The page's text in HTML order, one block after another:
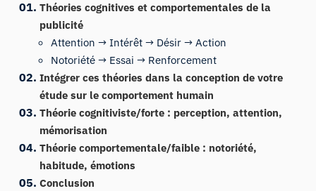
Théories cognitives et comportementales de la
publicité
Attention → Intérêt → Désir → Action
Notoriété → Essai → Renforcement
Intégrer ces théories dans la conception de votre
étude sur le comportement humain
Théorie cognitiviste/forte : perception, attention,
mémorisation
Théorie comportementale/faible : notoriété,
habitude, émotions
Conclusion